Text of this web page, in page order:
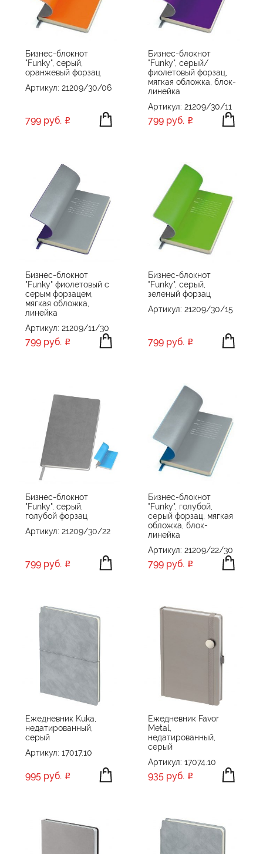
ПРОИЗВОДИТЕЛЬ
Bruno Visconti
Inspire
Matteo Tantini
Portobello n
Адъютант
Альт
Без бренда
Контекст
Бизнес-блокнот
"Funky", серый,
оранжевый форзац
Артикул: 21209/30/06
799 руб.
Бизнес-блокнот
"Funky", серый/
фиолетовый форзац,
мягкая обложка, блок-
линейка
Артикул: 21209/30/11
799 руб.
Бизнес-блокнот
"Funky" фиолетовый с
серым форзацем,
мягкая обложка,
линейка
Артикул: 21209/11/30
799 руб.
Бизнес-блокнот
"Funky", серый,
зеленый форзац
Артикул: 21209/30/15
799 руб.
Бизнес-блокнот
"Funky", cерый,
голубой форзац
Артикул: 21209/30/22
799 руб.
Бизнес-блокнот
"Funky", голубой,
серый форзац, мягкая
обложка, блок-
линейка
Артикул: 21209/22/30
799 руб.
Ежедневник Kuka,
недатированный,
серый
Артикул: 17017.10
995 руб.
Ежедневник Favor
Metal,
недатированный,
серый
Артикул: 17074.10
935 руб.